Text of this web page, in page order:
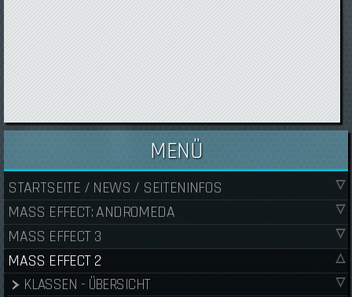
MENÜ
STARTSEITE / NEWS / SEITENINFOS
MASS EFFECT: ANDROMEDA
MASS EFFECT 3
MASS EFFECT 2
KLASSEN - ÜBERSICHT